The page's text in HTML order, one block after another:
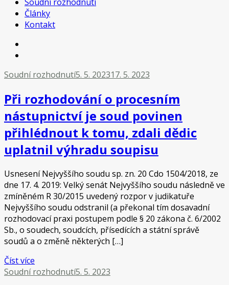
Články
Kontakt
Soudní rozhodnutí5. 5. 202317. 5. 2023
Při rozhodování o procesním
nástupnictví je soud povinen
přihlédnout k tomu, zdali dědic
uplatnil výhradu soupisu
Usnesení Nejvyššího soudu sp. zn. 20 Cdo 1504/2018, ze
dne 17. 4. 2019: Velký senát Nejvyššího soudu následně ve
zmíněném R 30/2015 uvedený rozpor v judikatuře
Nejvyššího soudu odstranil (a překonal tím dosavadní
rozhodovací praxi postupem podle § 20 zákona č. 6/2002
Sb., o soudech, soudcích, přísedících a státní správě
soudů a o změně některých […]
Číst více
Soudní rozhodnutí5. 5. 2023